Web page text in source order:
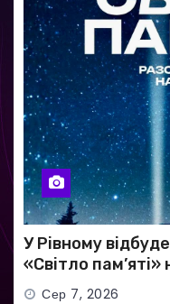
У Рівному
«Світло
Захисників
Сер 7, 2026